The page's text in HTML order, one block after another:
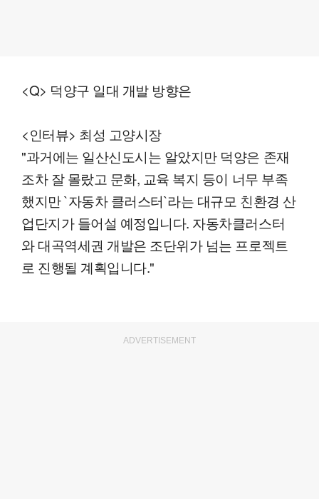
<Q> 덕양구 일대 개발 방향은
<인터뷰> 최성 고양시장
"과거에는 일산신도시는 알았지만 덕양은 존재
조차 잘 몰랐고 문화, 교육 복지 등이 너무 부족
했지만 `자동차 클러스터`라는 대규모 친환경 산
업단지가 들어설 예정입니다. 자동차클러스터
와 대곡역세권 개발은 조단위가 넘는 프로젝트
로 진행될 계획입니다."
ADVERTISEMENT